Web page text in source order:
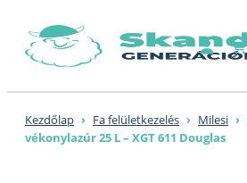
content
Kezdőlap › Fa felületkezelés › Milesi ›
vékonylazúr 25 L – XGT 611 Douglas